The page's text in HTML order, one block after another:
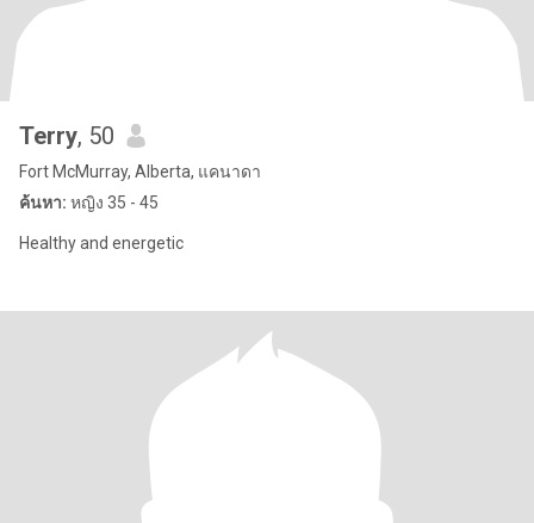
Terry, 50
Fort McMurray, Alberta, แคนาดา
ค้นหา: หญิง 35 - 45
Healthy and energetic